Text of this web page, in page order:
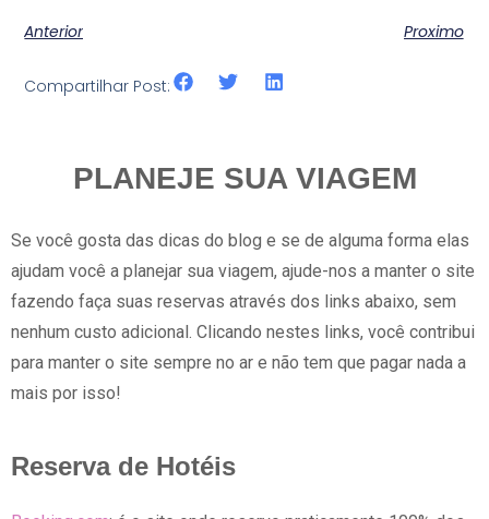
Anterior Proximo
Compartilhar Post:
PLANEJE SUA VIAGEM
Se você gosta das dicas do blog e se de alguma forma elas
ajudam você a planejar sua viagem, ajude-nos a manter o site
fazendo faça suas reservas através dos links abaixo, sem
nenhum custo adicional. Clicando nestes links, você contribui
para manter o site sempre no ar e não tem que pagar nada a
mais por isso!
Reserva de Hotéis